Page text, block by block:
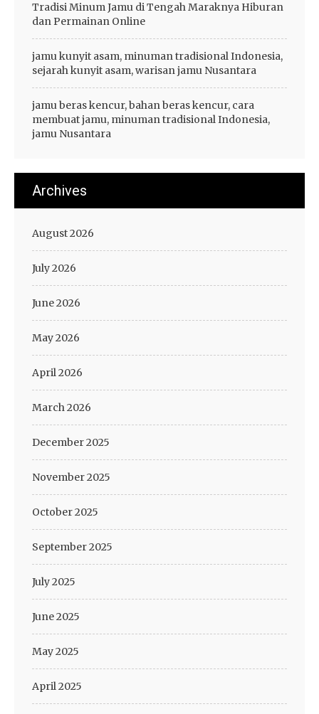
Tradisi Minum Jamu di Tengah Maraknya Hiburan
dan Permainan Online
jamu kunyit asam, minuman tradisional Indonesia,
sejarah kunyit asam, warisan jamu Nusantara
jamu beras kencur, bahan beras kencur, cara
membuat jamu, minuman tradisional Indonesia,
jamu Nusantara
Archives
August 2026
July 2026
June 2026
May 2026
April 2026
March 2026
December 2025
November 2025
October 2025
September 2025
July 2025
June 2025
May 2025
April 2025